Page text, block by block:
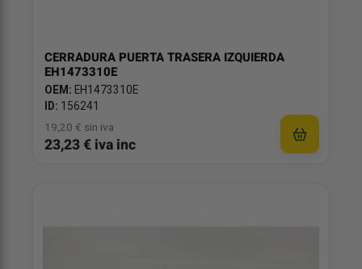
CERRADURA PUERTA TRASERA IZQUIERDA
EH1473310E
OEM: EH1473310E
ID: 156241
19,20 € sin iva
23,23 € iva inc